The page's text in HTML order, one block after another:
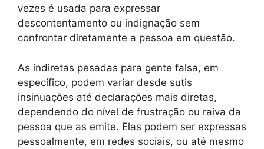
vezes é usada para expressar
descontentamento ou indignação sem
confrontar diretamente a pessoa em questão.
As indiretas pesadas para gente falsa, em
específico, podem variar desde sutis
insinuações até declarações mais diretas,
dependendo do nível de frustração ou raiva da
pessoa que as emite. Elas podem ser expressas
pessoalmente, em redes sociais, ou até mesmo